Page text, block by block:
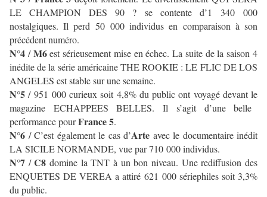
LE CHAMPION DES 90 ? se contente d’1 340 000
nostalgiques. Il perd 50 000 individus en comparaison à son
précédent numéro.
N°4 /M6est sérieusement mise en échec. La suite de la saison 4
inédite de la série américaine THE ROOKIE : LE FLIC DE LOS
ANGELES est stable sur une semaine.
N°5/ 951 000 curieux soit 4,8% du public ont voyagé devant le
magazine ECHAPPEES BELLES. Il s’agit d’une belle
performance pourFrance 5.
N°6 / C’est également le cas d’Arte avec le documentaire inédit
LA SICILE NORMANDE, vue par 710 000 individus.
N°7 /C8 domine la TNT à un bon niveau. Une rediffusion des
ENQUETES DE VEREA a attiré 621 000 sériephiles soit 3,3%
du public.